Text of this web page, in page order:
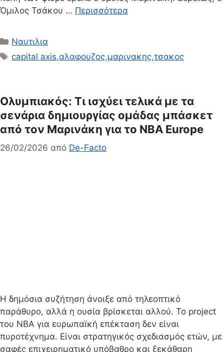
Όμιλος Τσάκου … Περισσότερα
Κατηγορίες
Ναυτιλια
Ετικέτες
capital axis,αλαφουζος,μαρινακης,τσακος
Ολυμπιακός: Τι ισχύει τελικά με τα
σενάρια δημιουργίας ομάδας μπάσκετ
από τον Μαρινάκη για το NBA Europe
26/02/2026 από De-Facto
Η δημόσια συζήτηση άνοιξε από τηλεοπτικό
παράθυρο, αλλά η ουσία βρίσκεται αλλού. Το project
του NBA για ευρωπαϊκή επέκταση δεν είναι
πυροτέχνημα. Είναι στρατηγικός σχεδιασμός ετών, με
σαφές επιχειρηματικό υπόβαθρο και ξεκάθαρη